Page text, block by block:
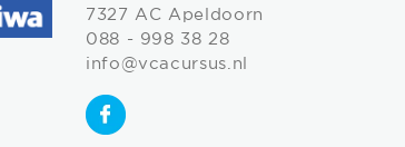
7327 AC Apeldoorn
088 - 998 38 28
info@vcacursus.nl